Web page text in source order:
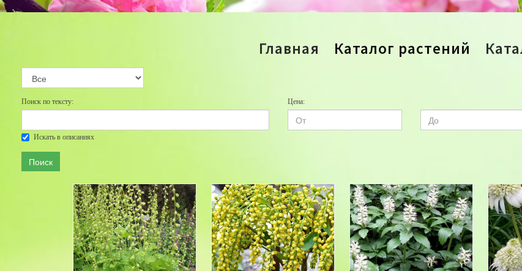
Главная Каталог растений
Поиск по тексту:
Искать в описаниях
Цена:
Поиск